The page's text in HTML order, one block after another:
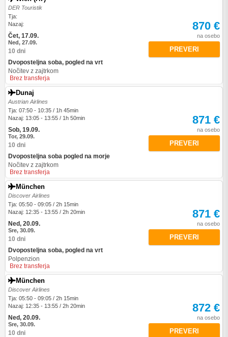
DER Touristik
Tja:
Nazaj:
Čet, 17.09.
Ned, 27.09.
10 dni
Dvoposteljna soba, pogled na vrt
Nočitev z zajtrkom
Brez transferja
870 €
na osebo
PREVERI
Dunaj
Austrian Airlines
Tja: 07:50 - 10:35 / 1h 45min
Nazaj: 13:05 - 13:55 / 1h 50min
Sob, 19.09.
Tor, 29.09.
10 dni
Dvoposteljna soba pogled na morje
Nočitev z zajtrkom
Brez transferja
871 €
na osebo
PREVERI
München
Discover Airlines
Tja: 05:50 - 09:05 / 2h 15min
Nazaj: 12:35 - 13:55 / 2h 20min
Ned, 20.09.
Sre, 30.09.
10 dni
Dvoposteljna soba, pogled na vrt
Polpenzion
Brez transferja
871 €
na osebo
PREVERI
München
Discover Airlines
Tja: 05:50 - 09:05 / 2h 15min
Nazaj: 12:35 - 13:55 / 2h 20min
Ned, 20.09.
Sre, 30.09.
10 dni
872 €
na osebo
PREVERI